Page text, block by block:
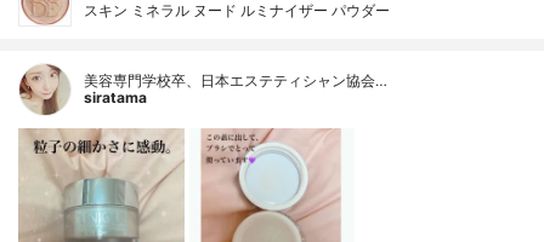
スキン ミネラル ヌード ルミナイザー パウダー
美容専門学校卒、日本エステティシャン協会…
siratama